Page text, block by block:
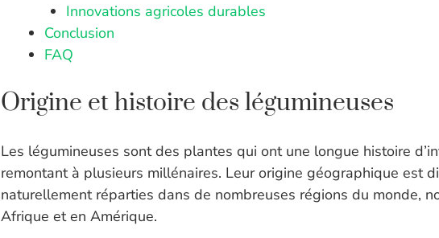
Innovations agricoles durables
Conclusion
FAQ
Origine et histoire des légumineuses
Les légumineuses sont des plantes qui ont une longue histoire
remontant à plusieurs millénaires. Leur origine géographique est
naturellement réparties dans de nombreuses régions du monde,
Afrique et en Amérique.